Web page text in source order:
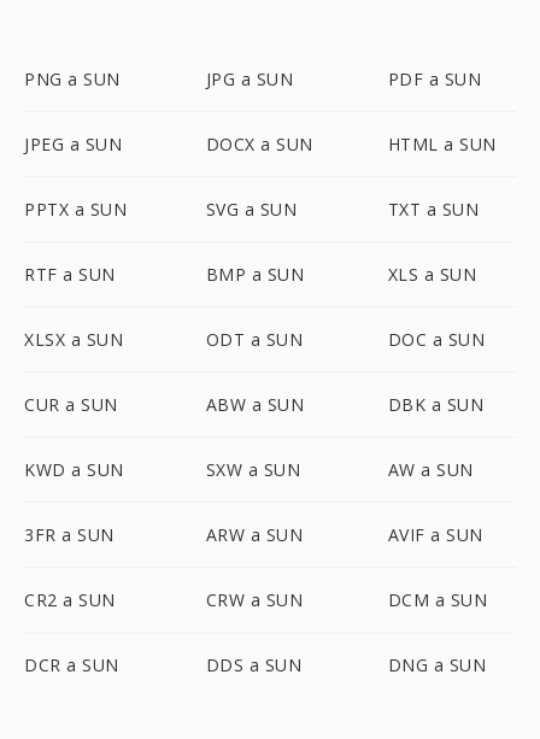
PNG a SUN JPG a SUN PDF a SUN
JPEG a SUN DOCX a SUN HTML a SUN
PPTX a SUN SVG a SUN TXT a SUN
RTF a SUN BMP a SUN XLS a SUN
XLSX a SUN ODT a SUN DOC a SUN
CUR a SUN ABW a SUN DBK a SUN
KWD a SUN SXW a SUN AW a SUN
3FR a SUN ARW a SUN AVIF a SUN
CR2 a SUN CRW a SUN DCM a SUN
DCR a SUN DDS a SUN DNG a SUN